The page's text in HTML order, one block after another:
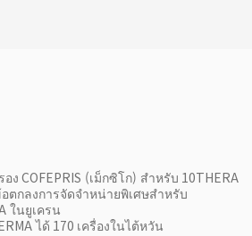
ง COFEPRIS (เม็กซิโก) สำหรับ 10THERA
ตกลงการจัดจำหน่ายพิเศษสำหรับ
ในยูเครน
ได้ 170 เครื่องในไต้หวัน